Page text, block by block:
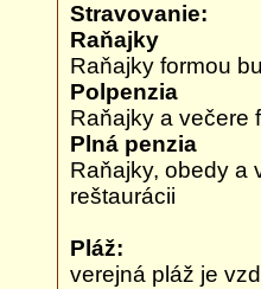
Stravovanie:
Raňajky
Raňajky formou
Polpenzia
Raňajky a večere
Plná penzia
Raňajky, obedy a
reštaurácii
Pláž:
verejná pláž je